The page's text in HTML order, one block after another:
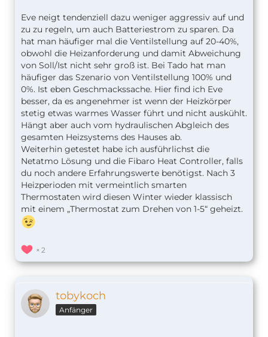
Eve neigt tendenziell dazu weniger aggressiv auf und
zu zu regeln, um auch Batteriestrom zu sparen. Da
hat man häufiger mal die Ventilstellung auf 20-40%,
obwohl die Heizanforderung und damit Abweichung
von Soll/Ist nicht sehr groß ist. Bei Tado hat man
häufiger das Szenario von Ventilstellung 100% und
0%. Ist eben Geschmackssache. Hier find ich Eve
besser, da es angenehmer ist wenn der Heizkörper
stetig etwas warmes Wasser führt und nicht auskühlt.
Hängt aber auch vom hydraulischen Abgleich des
gesamten Heizsystems des Hauses ab.
Weiterhin getestet habe ich ausführlichst die
Netatmo Lösung und die Fibaro Heat Controller, falls
du noch andere Erfahrungswerte benötigst. Nach 3
Heizperioden mit vermeintlich smarten
Thermostaten wird diesen Winter wieder klassisch
mit einem „Thermostat zum Drehen von 1-5“ geheizt.
2
tobykoch
Anfänger